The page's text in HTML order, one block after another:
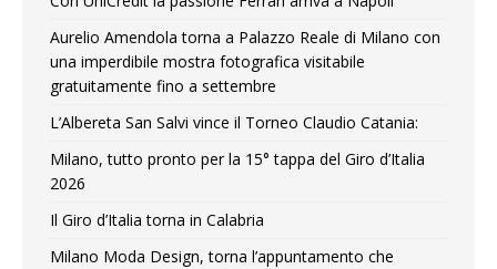
Aurelio Amendola torna a Palazzo Reale di Milano con
una imperdibile mostra fotografica visitabile
gratuitamente fino a settembre
L’Albereta San Salvi vince il Torneo Claudio Catania:
Milano, tutto pronto per la 15° tappa del Giro d’Italia
2026
Il Giro d’Italia torna in Calabria
Milano Moda Design, torna l’appuntamento che